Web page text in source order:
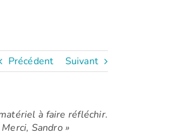
Précédent Suivant
à faire réfléchir.
Sandro »